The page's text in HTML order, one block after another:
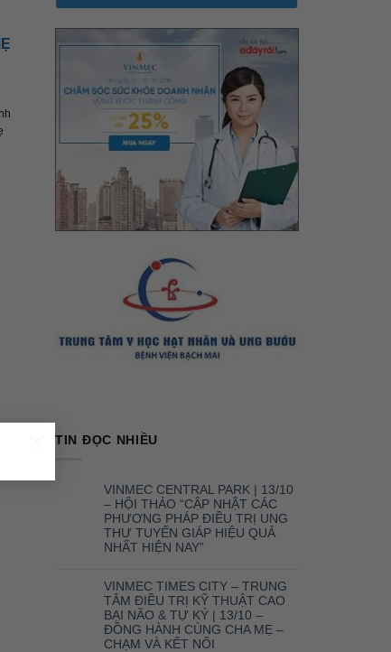
TIN ĐỌC NHIỀU
VINMEC CENTRAL PARK | 13/10
– HỘI THẢO “CẬP NHẬT CÁC
PHƯƠNG PHÁP ĐIỀU TRỊ UNG
THƯ TUYẾN GIÁP HIỆU QUẢ
NHẤT HIỆN NAY”
VINMEC TIMES CITY – TRUNG
TÂM ĐIỀU TRỊ KỸ THUẬT CAO
BẠI NÃO & TỰ KỶ | 13/10 –
ĐỒNG HÀNH CÙNG CHA MẸ –
CHẠM VÀ KẾT NỐI